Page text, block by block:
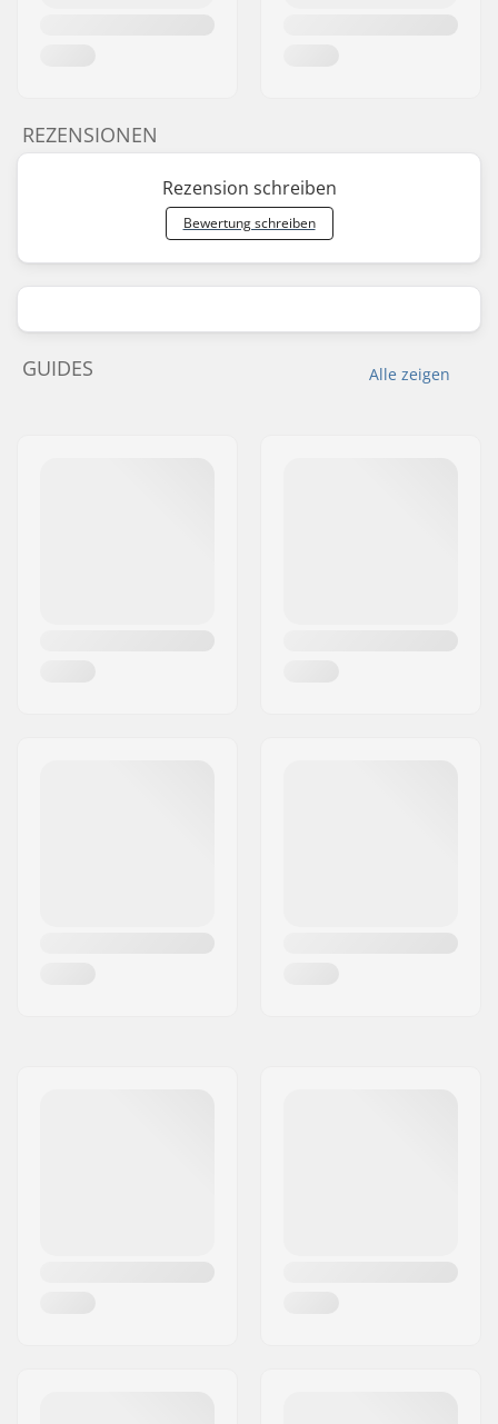
REZENSIONEN
Rezension schreiben
Bewertung schreiben
Alle zeigen
GUIDES